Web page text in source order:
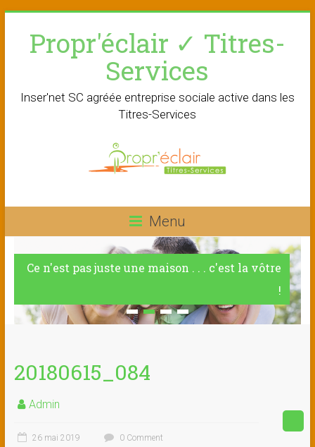
contentPropr'éclair ✓ Titres-
Services
Inser'net SC agréée entreprise sociale active dans les
Titres-Services
Menu
Ce n'est pas juste une maison . . . c'est la vôtre
!
20180615_084
Admin
26 mai 2019 0 Comment